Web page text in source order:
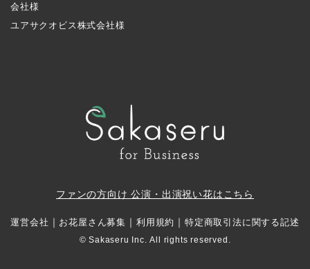
会社様
ユアサクオビス株式会社様
ファンの方向け 公演・出演祝い花はこちら
運営会社 ｜ お花屋さん募集 ｜ 利用規約 ｜ 特定商取引法に関する記述
© Sakaseru Inc. All rights reserved.